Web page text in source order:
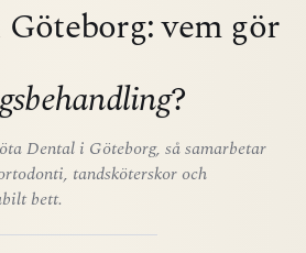
vem gör
?
Dental i Göteborg, så samarbetar
tandsköterskor och
bett.